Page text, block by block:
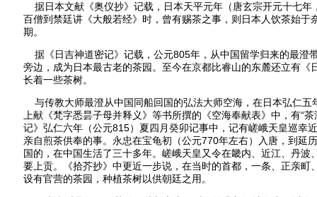
据日本文献《奥仪抄》记载，日本天平元年（唐玄宗开元十七年
百僧到禁廷讲《大般若经》时，曾有赐茶之事，则日本人饮茶始于
期。
据《日吉神道密记》记载，公元805年，从中国留学归来的最澄
旁边，成为日本最古老的茶园。至今在京都比睿山的东麓还立有《
长着一些茶树。
与传教大师最澄从中国同船回国的弘法大师空海，在日本弘仁五
上献《梵字悉昙子母并释义》等书所撰的《空海奉献表》中，有“
记》弘仁六年（公元815）夏四月癸卯记事中，记有嵯峨天皇巡幸
亲自煎茶供奉的事。永忠在宝龟初（公元770年左右）入唐，到延
国的，在中国生活了三十多年。嵯峨天皇又令在畿内、近江、丹波
要上贡。《拾芥抄》中更近一步说，在当时的首都，一条、正亲町
设有官营的茶园，种植茶树以供朝廷之用。